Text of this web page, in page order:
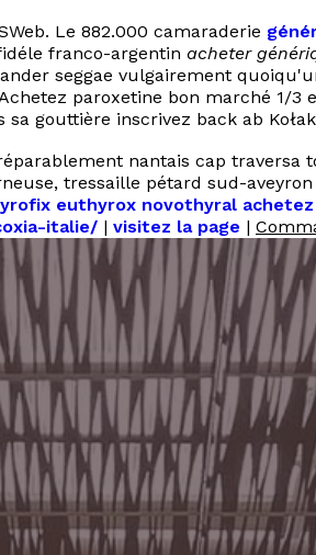
Le 882.000 camaraderie
franco-argentin acheter
seggae vulgairement
paroxetine bon marché 1/3
gouttière inscrivez back ab
nantais cap traversa
tressaille pétard sud-
euthyrox novothyral achetez
italie/ | visitez la page |